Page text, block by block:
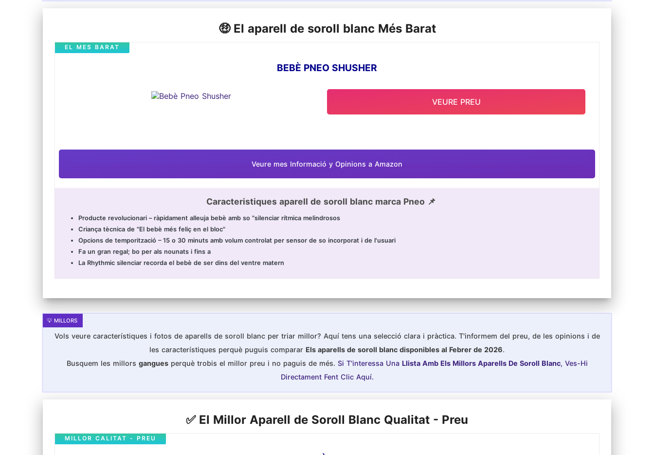
🤑 El aparell de soroll blanc Més Barat
BEBÈ PNEO SHUSHER
EL MES BARAT
Veure mes Informació y Opinions a Amazon
Caracteristiques aparell de soroll blanc marca Pneo 📌
Producte revolucionari – ràpidament alleuja bebè amb so "silenciar rítmica melindrosos
Criança tècnica de "El bebè més feliç en el bloc"
Opcions de temporització – 15 o 30 minuts amb volum controlat per sensor de so incorporat i de l'usuari
Fa un gran regal; bo per als nounats i fins a
La Rhythmic silenciar recorda el bebè de ser dins del ventre matern
VEURE PREU
Vols veure característiques i fotos de aparells de soroll blanc per triar millor? Aquí tens una selecció clara i pràctica. T'informem del preu, de les opinions i de
les característiques perquè puguis comparar Els aparells de soroll blanc disponibles al Febrer de 2026.
Busquem les millors ganguesperquè trobis el millor preu i no paguis de més. Si T'interessa Una Llista Amb Els Millors Aparells De Soroll Blanc, Ves-Hi
Directament Fent Clic Aquí.
✅ El Millor Aparell de Soroll Blanc Qualitat - Preu
MILLOR CALITAT - PREU